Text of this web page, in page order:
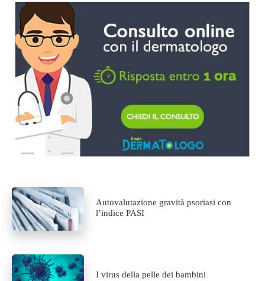
Autovalutazione gravità psoriasi con
l’indice PASI
I virus della pelle dei bambini